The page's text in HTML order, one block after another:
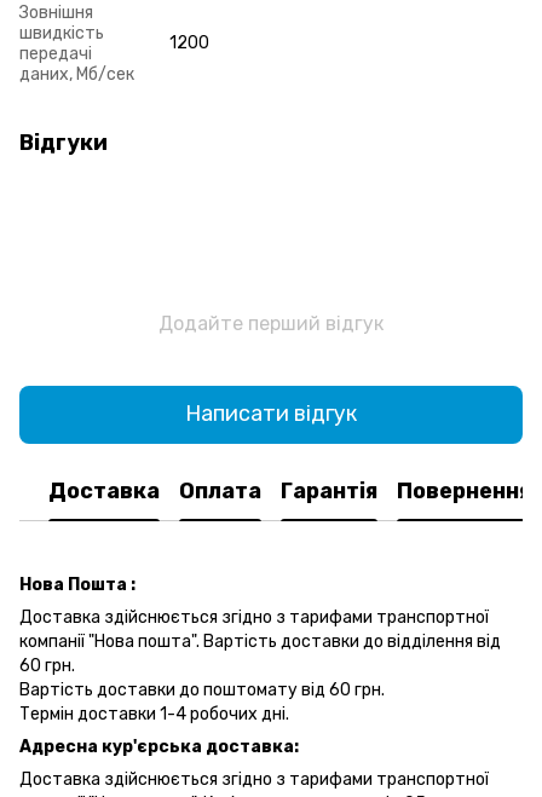
Зовнішня
швидкість
передачі
даних, Мб/сек
1200
Відгуки
Додайте перший відгук
Написати відгук
Доставка Оплата Гарантія Повернення
Нова Пошта :
Доставка здійснюється згідно з тарифами транспортної
компанії "Нова пошта". Вартість доставки до відділення від
60 грн.
Вартість доставки до поштомату від 60 грн.
Термін доставки 1-4 робочих дні.
Адресна кур'єрська доставка:
Доставка здійснюється згідно з тарифами транспортної